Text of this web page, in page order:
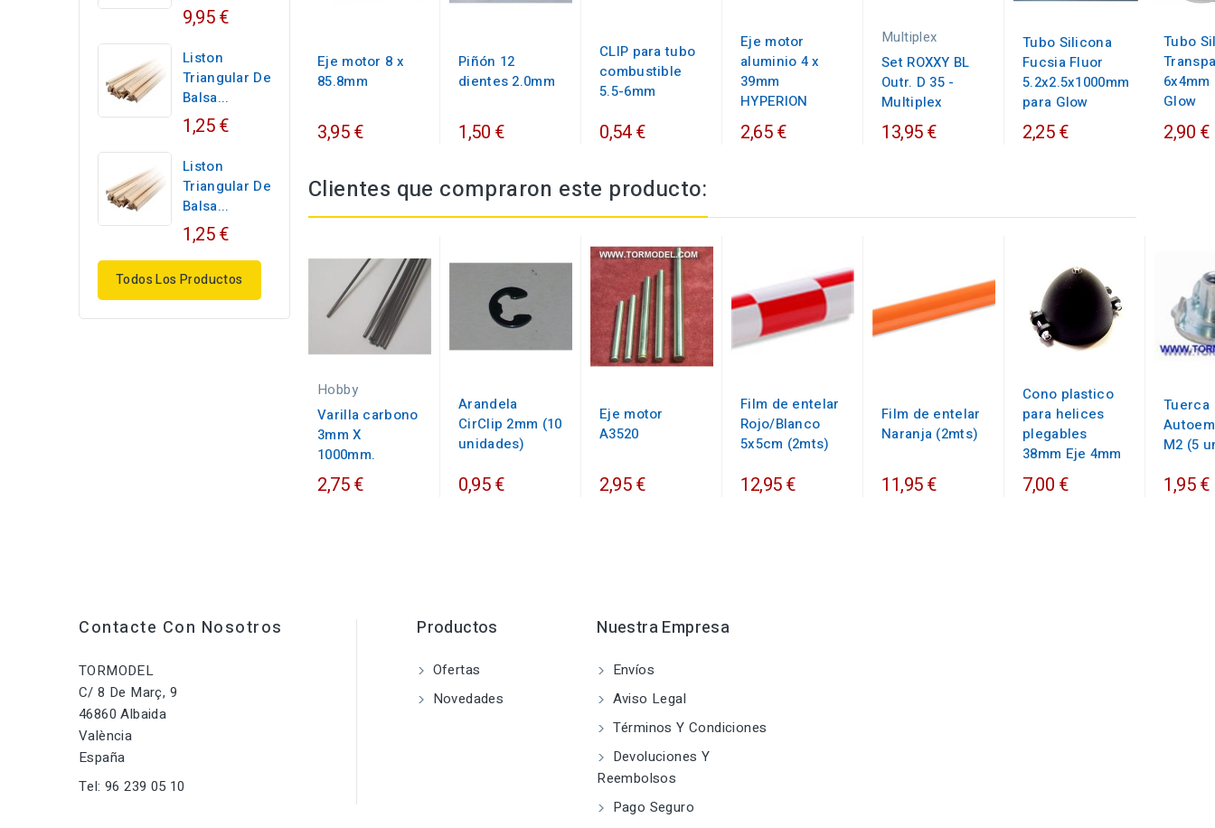
9,95 €
Liston
Triangular De
Balsa...
1,25 €
Liston
Triangular De
Balsa...
1,25 €
Todos Los Productos
Eje motor 8 x
85.8mm
3,95 €
Piñón 12
dientes 2.0mm
1,50 €
CLIP para tubo
combustible
5.5-6mm
0,54 €
Eje motor
aluminio 4 x
39mm
HYPERION
2,65 €
Multiplex
Set ROXXY BL
Outr. D 35 -
Multiplex
13,95 €
Tubo Silicona
Fucsia Fluor
5.2x2.5x1000mm
para Glow
2,25 €
Tubo
6x4mm
Glow
2,90 €
Clientes que compraron este producto:
Hobby
Varilla carbono
3mm X
1000mm.
2,75 €
Arandela
CirClip 2mm (10
unidades)
0,95 €
Eje motor
A3520
2,95 €
Film de entelar
Rojo/Blanco
5x5cm (2mts)
12,95 €
Film de entelar
Naranja (2mts)
11,95 €
Cono plastico
para helices
plegables
38mm Eje 4mm
7,00 €
Tuerca
M2 (5
1,95 €
Contacte Con Nosotros
TORMODEL
C/ 8 De Març, 9
46860 Albaida
València
España
Tel: 96 239 05 10
Productos
Ofertas
Novedades
Nuestra Empresa
Envíos
Aviso Legal
Términos Y Condiciones
Devoluciones Y
Reembolsos
Pago Seguro